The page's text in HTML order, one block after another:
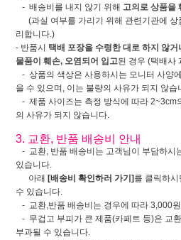
- 배송비를 내지 않기 위해 고의로 상품을
(과실 여부를 가리기 위해 관련기관에 상
리합니다.)
- 반품시 택배 포장을 수령한 대로 하지 않거
물품이 훼손, 오염되어 입고된 경우 (택배사
- 상품의 색상은 사용하시는 모니터 사양
을 수 있으며, 이는 불량의 사유가 되지 않습
- 제품 사이즈는 측정 방식에 따라 2~3cm
의 사유가 되지 않습니다.
3. 교환, 반품 배송비 안내
- 교환, 반품 배송비는 고객님이 부담하시
있습니다.
아래 [배송비 확인하러 가기] 를 클릭하
수 있습니다.
- 교환,반품 배송비는 경우에 따라 3,000
- 무겁고 부피가 큰 제품(카페트 등)은 교
부과될 수 있습니다.